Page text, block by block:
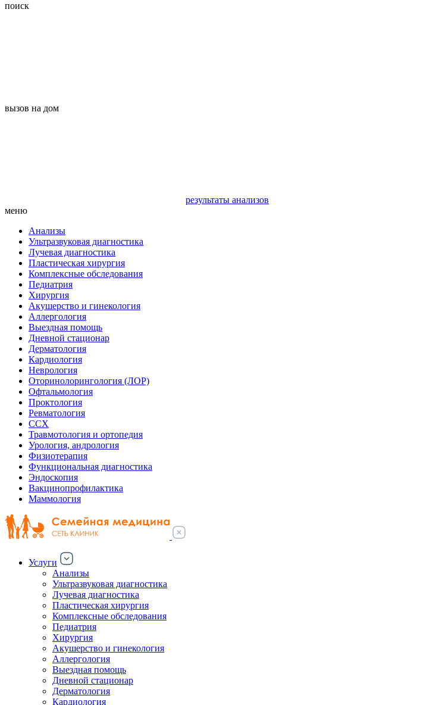
поиск
вызов на дом
результаты анализов
меню
Анализы
Ультразвуковая диагностика
Лучевая диагностика
Пластическая хирургия
Комплексные обследования
Педиатрия
Хирургия
Акушерство и гинекология
Аллергология
Выездная помощь
Дневной стационар
Дерматология
Кардиология
Неврология
Оторинолорингология (ЛОР)
Офтальмология
Проктология
Ревматология
ССХ
Травмотология и ортопедия
Урология, андрология
Физиотерапия
Функциональная диагностика
Эндоскопия
Вакцинопрофилактика
Маммология
Услуги
Анализы
Ультразвуковая диагностика
Лучевая диагностика
Пластическая хирургия
Комплексные обследования
Педиатрия
Хирургия
Акушерство и гинекология
Аллергология
Выездная помощь
Дневной стационар
Дерматология
Кардиология